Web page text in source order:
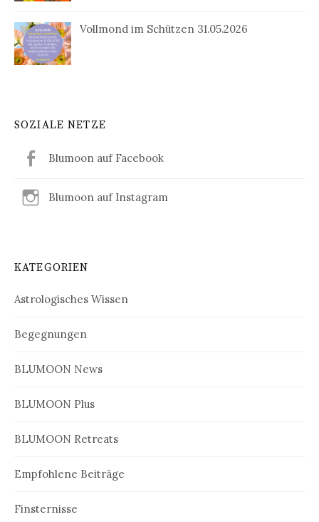
Vollmond im Schützen 31.05.2026
SOZIALE NETZE
Blumoon auf Facebook
Blumoon auf Instagram
KATEGORIEN
Astrologisches Wissen
Begegnungen
BLUMOON News
BLUMOON Plus
BLUMOON Retreats
Empfohlene Beiträge
Finsternisse